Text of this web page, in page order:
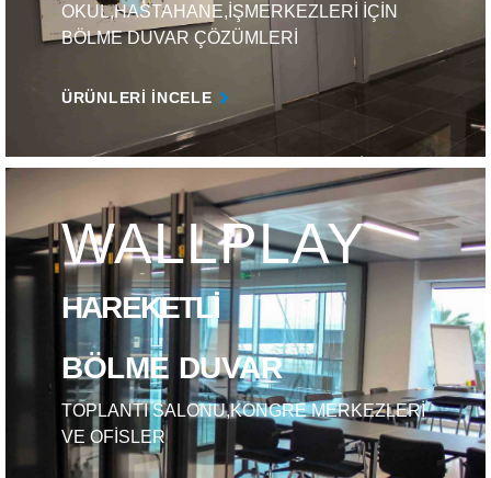
OKUL,HASTAHANE,İŞMERKEZLERİ İÇİN
BÖLME DUVAR ÇÖZÜMLERİ
ÜRÜNLERI INCELE
WALLPLAY
HAREKETLİ
BÖLME DUVAR
TOPLANTI SALONU,KONGRE MERKEZLERİ
VE OFİSLER